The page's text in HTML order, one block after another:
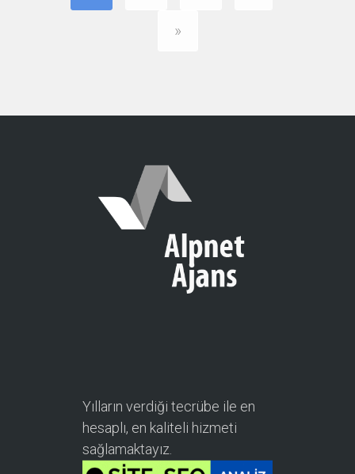
»
Yılların verdiği tecrübe ile en
hesaplı, en kaliteli hizmeti
sağlamaktayız.